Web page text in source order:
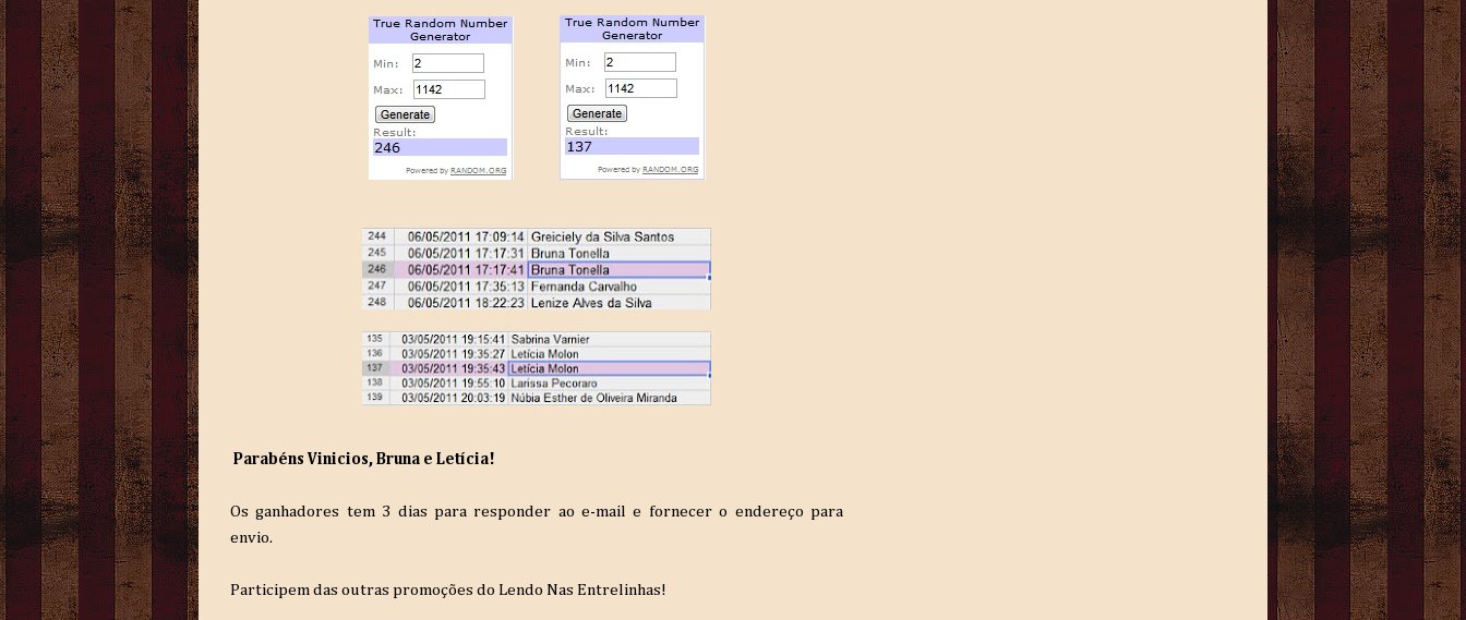
Parabéns Vinicios, Bruna e Letícia!
Os ganhadores tem 3 dias para responder ao e-mail e fornecer o endereço para
envio.
Participem das outras promoções do Lendo Nas Entrelinhas!